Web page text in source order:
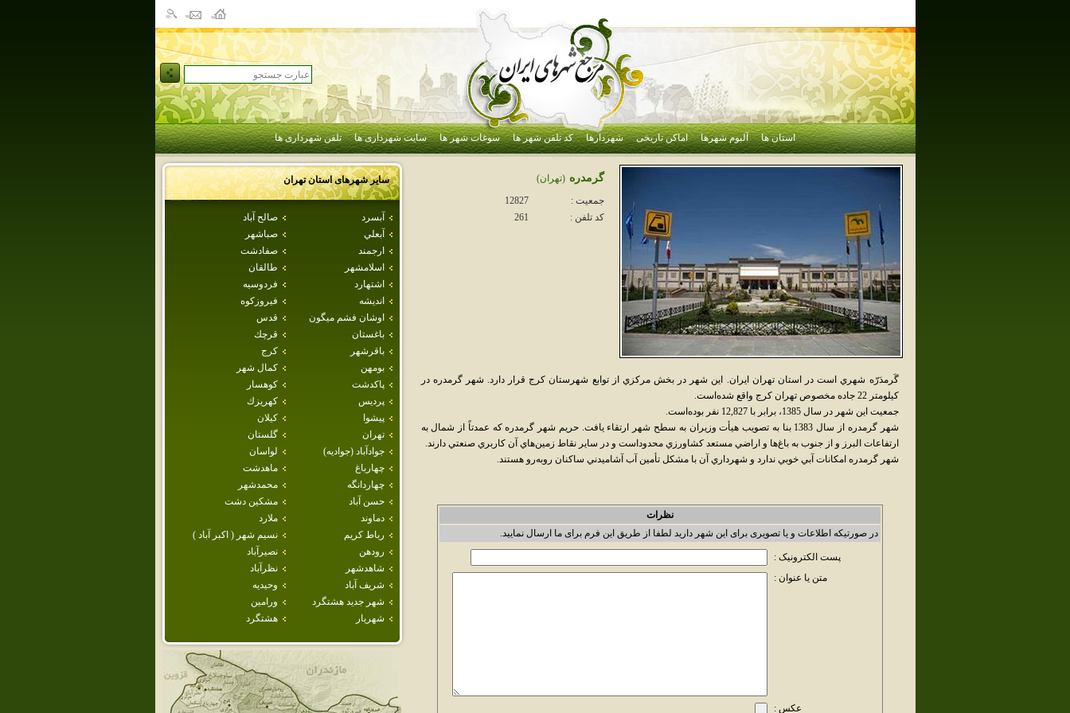
استان ها آلبوم شهرها اماکن تاریخی شهردارها کد تلفن شهر ها سوغات شهر ها سایت شهرداری ها تلفن شهرداری ها
سایر شهرهای استانتهران
آبسرد
صالح آباد
آبعلي
صباشهر
ارجمند
صفادشت
اسلامشهر
طالقان
اشتهارد
فردوسيه
انديشه
فيروزكوه
اوشان فشم ميگون
قدس
باغستان
قرچك
باقرشهر
كرج
بومهن
كمال شهر
پاكدشت
كوهسار
پرديس
كهريزك
پيشوا
كيلان
تهران
گلستان
جوادآباد (جواديه)
لواسان
چهارباغ
ماهدشت
چهاردانگه
محمدشهر
حسن آباد
مشكين دشت
دماوند
ملارد
رباط كريم
نسيم شهر ( اكبر آباد )
رودهن
نصيرآباد
شاهدشهر
نظرآباد
شريف آباد
وحيديه
شهر جديد هشتگرد
ورامين
شهريار
هشتگرد
گرمدره (تهران)
جمعیت :
12827
کد تلفن :
261
گَرمدَرّه شهري است در استان تهران ايران. اين شهر در بخش مرکزي از توابع شهرستان کرج قرار دارد. شهر گرمدره در
کيلومتر 22 جاده مخصوص تهران کرج واقع شده‌است.
جمعيت اين شهر در سال 1385، برابر با 12,827 نفر بوده‌است.
شهر گرمدره از سال 1383 بنا به تصويب هيأت وزيران به سطح شهر ارتقاء يافت. حريم شهر گرمدره که عمدتاً از شمال به
ارتفاعات البرز و از جنوب به باغ‌ها و اراضي مستعد کشاورزي محدوداست و در ساير نقاط زمين‌هاي آن کاربري صنعتي دارند.
شهر گرمدره امکانات آبي خوبي ندارد و شهرداري آن با مشکل تأمين آب آشاميدني ساکنان روبه‌رو هستند.
نظرات
در صورتیکه اطلاعات و یا تصویری برای این شهر دارید لطفا از طریق این فرم برای ما ارسال نمایید.
پست الکترونیک :
متن یا عنوان :
عکس :